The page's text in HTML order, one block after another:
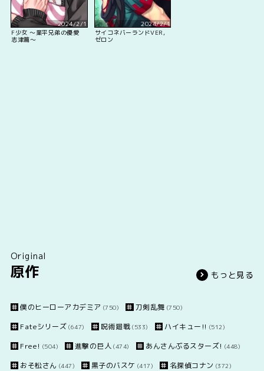
2024/2/1
F少女 ～業平兄弟の優愛
志津篇～
2024/2/1
サイコネバーランドVER,
ゼロン
Original
原作 もっと見る
僕のヒーローアカデミア (750) 刀剣乱舞 (750)
Fateシリーズ (647) 呪術廻戦 (533) ハイキュー!! (512)
Free! (504) 進撃の巨人 (474) あんさんぶるスターズ! (448)
おそ松さん (447) 黒子のバスケ (417) 名探偵コナン (372)